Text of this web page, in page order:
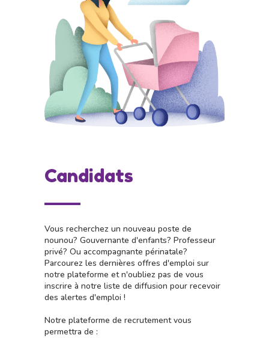
Candidats
Vous recherchez un nouveau poste de
nounou? Gouvernante d'enfants? Professeur
privé? Ou accompagnante périnatale?
Parcourez les dernières offres d'emploi sur
notre plateforme et n'oubliez pas de vous
inscrire à notre liste de diffusion pour recevoir
des alertes d'emploi !
Notre plateforme de recrutement vous
permettra de :